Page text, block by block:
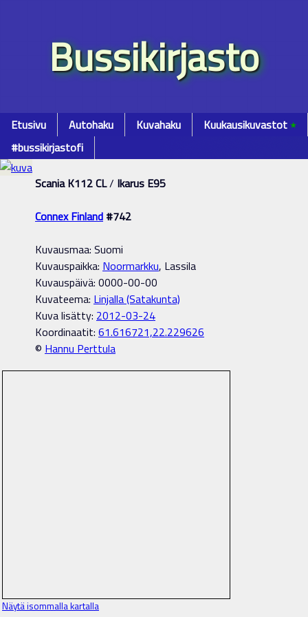
Bussikirjasto
Etusivu Autohaku Kuvahaku Kuukausikuvastot٭
#bussikirjastofi
Scania K112 CL/ Ikarus E95
Connex Finland #742
Kuvausmaa: Suomi
Kuvauspaikka: Noormarkku, Lassila
Kuvauspäivä: 0000-00-00
Kuvateema: Linjalla (Satakunta)
Kuva lisätty: 2012-03-24
Koordinaatit: 61.616721,22.229626
© Hannu Perttula
Näytä isommalla kartalla